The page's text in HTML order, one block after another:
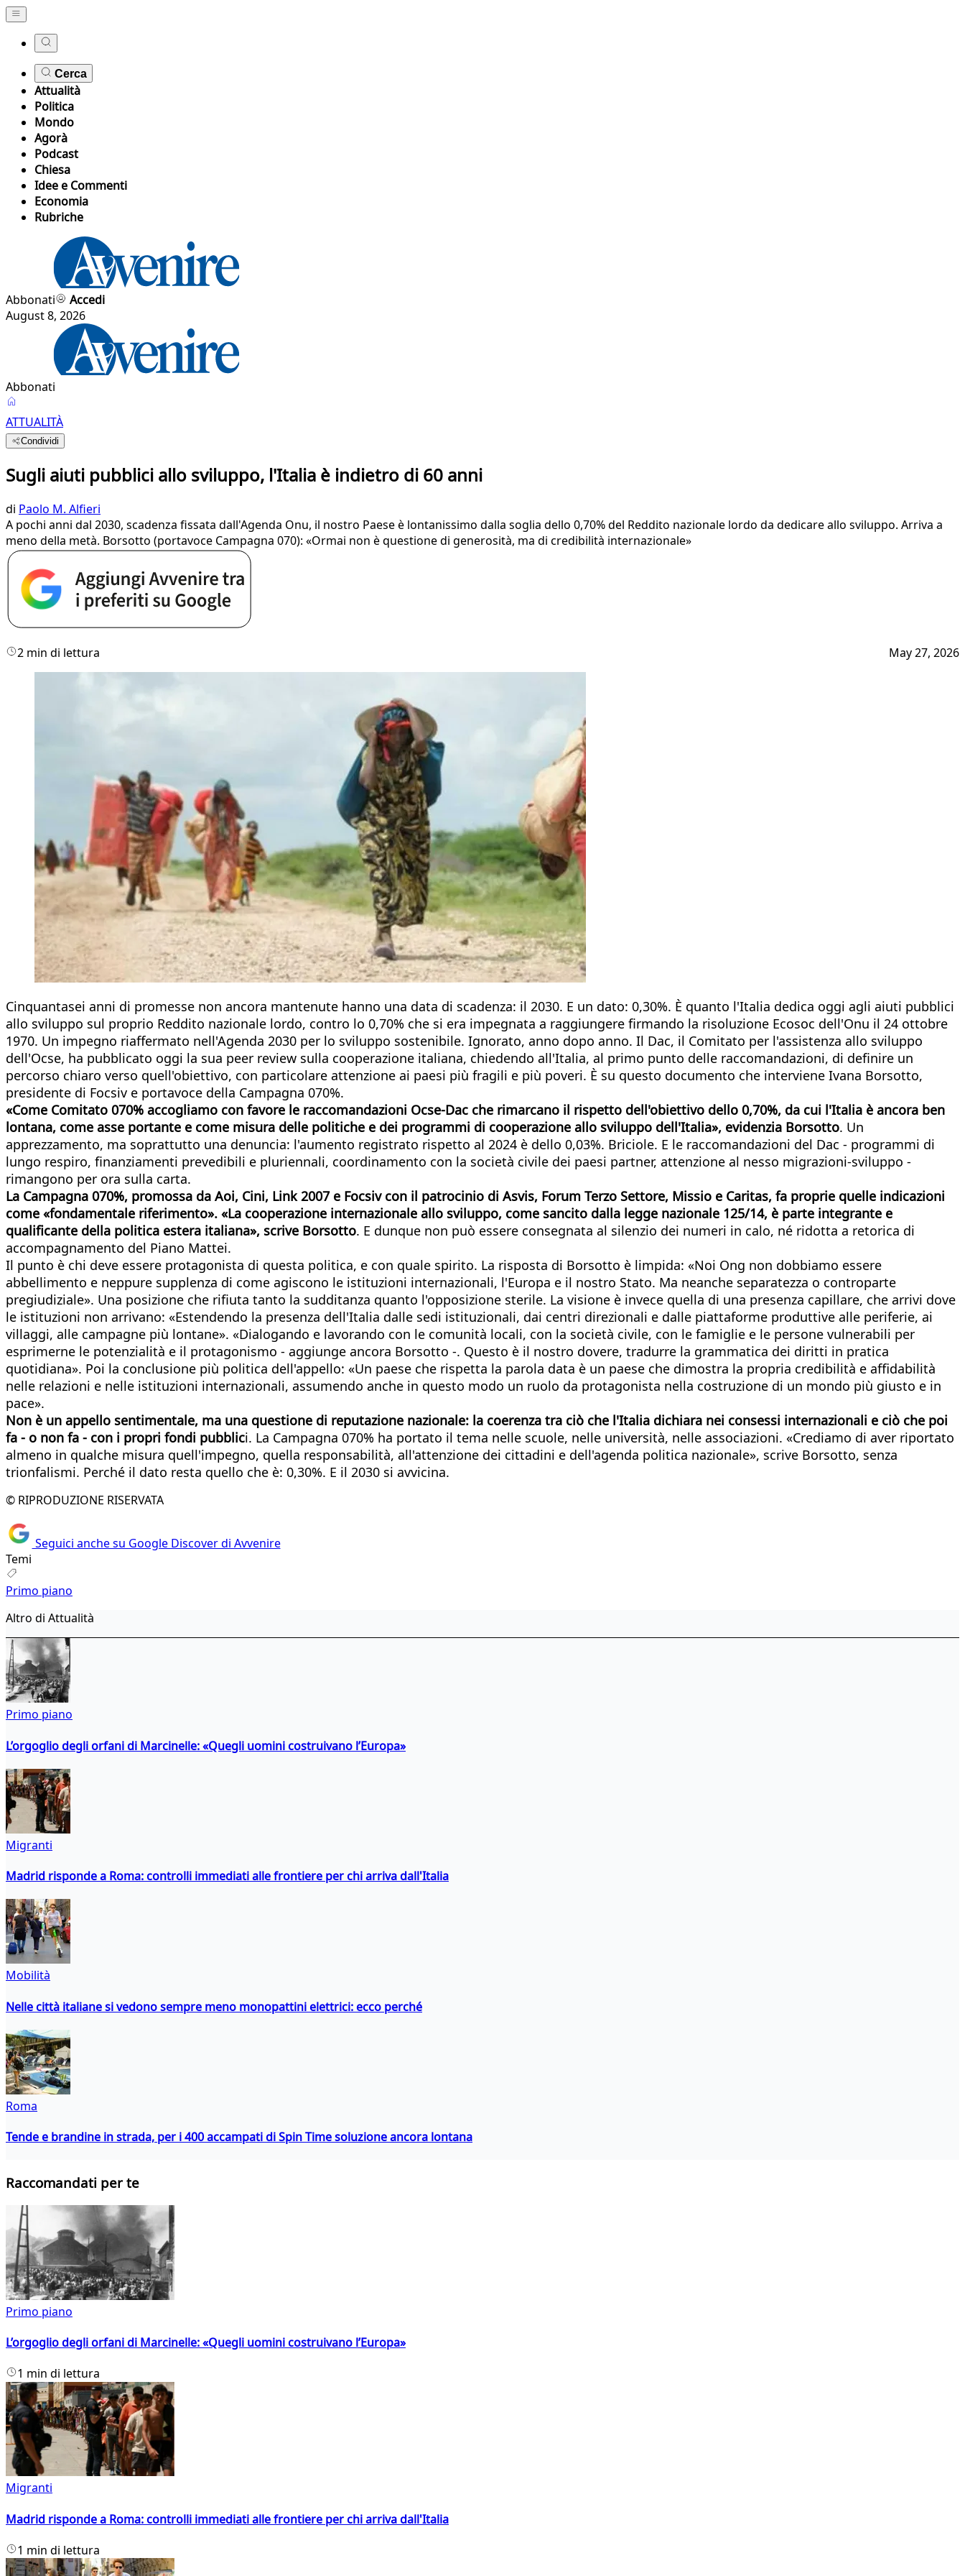
Cerca
Attualità
Politica
Mondo
Agorà
Podcast
Chiesa
Idee e Commenti
Economia
Rubriche
Abbonati
Accedi
August 8, 2026
Abbonati
ATTUALITÀ
Condividi
Sugli aiuti pubblici allo sviluppo, l'Italia è indietro di 60 anni
di Paolo M. Alfieri
A pochi anni dal 2030, scadenza fissata dall'Agenda Onu, il nostro Paese è lontanissimo dalla soglia dello 0,70% del Reddito nazionale lordo da dedicare allo sviluppo. Arriva a
meno della metà. Borsotto (portavoce Campagna 070): «Ormai non è questione di generosità, ma di credibilità internazionale»
2 min di lettura May 27, 2026
Cinquantasei anni di promesse non ancora mantenute hanno una data di scadenza: il 2030. E un dato: 0,30%. È quanto l'Italia dedica oggi agli aiuti pubblici
allo sviluppo sul proprio Reddito nazionale lordo, contro lo 0,70% che si era impegnata a raggiungere firmando la risoluzione Ecosoc dell'Onu il 24 ottobre
1970. Un impegno riaffermato nell'Agenda 2030 per lo sviluppo sostenibile. Ignorato, anno dopo anno. Il Dac, il Comitato per l'assistenza allo sviluppo
dell'Ocse, ha pubblicato oggi la sua peer review sulla cooperazione italiana, chiedendo all'Italia, al primo punto delle raccomandazioni, di definire un
percorso chiaro verso quell'obiettivo, con particolare attenzione ai paesi più fragili e più poveri. È su questo documento che interviene Ivana Borsotto,
presidente di Focsiv e portavoce della Campagna 070%.
«Come Comitato 070% accogliamo con favore le raccomandazioni Ocse-Dac che rimarcano il rispetto dell'obiettivo dello 0,70%, da cui l'Italia è ancora ben
lontana, come asse portante e come misura delle politiche e dei programmi di cooperazione allo sviluppo dell'Italia», evidenzia Borsotto. Un
apprezzamento, ma soprattutto una denuncia: l'aumento registrato rispetto al 2024 è dello 0,03%. Briciole. E le raccomandazioni del Dac - programmi di
lungo respiro, finanziamenti prevedibili e pluriennali, coordinamento con la società civile dei paesi partner, attenzione al nesso migrazioni-sviluppo -
rimangono per ora sulla carta.
La Campagna 070%, promossa da Aoi, Cini, Link 2007 e Focsiv con il patrocinio di Asvis, Forum Terzo Settore, Missio e Caritas, fa proprie quelle indicazioni
come «fondamentale riferimento». «La cooperazione internazionale allo sviluppo, come sancito dalla legge nazionale 125/14, è parte integrante e
qualificante della politica estera italiana», scrive Borsotto. E dunque non può essere consegnata al silenzio dei numeri in calo, né ridotta a retorica di
accompagnamento del Piano Mattei.
Il punto è chi deve essere protagonista di questa politica, e con quale spirito. La risposta di Borsotto è limpida: «Noi Ong non dobbiamo essere
abbellimento e neppure supplenza di come agiscono le istituzioni internazionali, l'Europa e il nostro Stato. Ma neanche separatezza o controparte
pregiudiziale». Una posizione che rifiuta tanto la sudditanza quanto l'opposizione sterile. La visione è invece quella di una presenza capillare, che arrivi dove
le istituzioni non arrivano: «Estendendo la presenza dell'Italia dalle sedi istituzionali, dai centri direzionali e dalle piattaforme produttive alle periferie, ai
villaggi, alle campagne più lontane». «Dialogando e lavorando con le comunità locali, con la società civile, con le famiglie e le persone vulnerabili per
esprimerne le potenzialità e il protagonismo - aggiunge ancora Borsotto -. Questo è il nostro dovere, tradurre la grammatica dei diritti in pratica
quotidiana». Poi la conclusione più politica dell'appello: «Un paese che rispetta la parola data è un paese che dimostra la propria credibilità e affidabilità
nelle relazioni e nelle istituzioni internazionali, assumendo anche in questo modo un ruolo da protagonista nella costruzione di un mondo più giusto e in
pace».
Non è un appello sentimentale, ma una questione di reputazione nazionale: la coerenza tra ciò che l'Italia dichiara nei consessi internazionali e ciò che poi
fa - o non fa - con i propri fondi pubblici. La Campagna 070% ha portato il tema nelle scuole, nelle università, nelle associazioni. «Crediamo di aver riportato
almeno in qualche misura quell'impegno, quella responsabilità, all'attenzione dei cittadini e dell'agenda politica nazionale», scrive Borsotto, senza
trionfalismi. Perché il dato resta quello che è: 0,30%. E il 2030 si avvicina.
© RIPRODUZIONE RISERVATA
Seguici anche su Google Discover di Avvenire
Temi
Primo piano
Altro di Attualità
Primo piano
L’orgoglio degli orfani di Marcinelle: «Quegli uomini costruivano l’Europa»
Migranti
Madrid risponde a Roma: controlli immediati alle frontiere per chi arriva dall'Italia
Mobilità
Nelle città italiane si vedono sempre meno monopattini elettrici: ecco perché
Roma
Tende e brandine in strada, per i 400 accampati di Spin Time soluzione ancora lontana
Raccomandati per te
Primo piano
L’orgoglio degli orfani di Marcinelle: «Quegli uomini costruivano l’Europa»
1 min di lettura
Migranti
Madrid risponde a Roma: controlli immediati alle frontiere per chi arriva dall'Italia
1 min di lettura